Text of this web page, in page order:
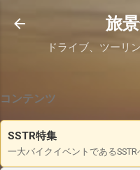
スキップして
旅
ドライブ、ツーリ
コンテンツ
SSTR特集
一大バイクイベントである